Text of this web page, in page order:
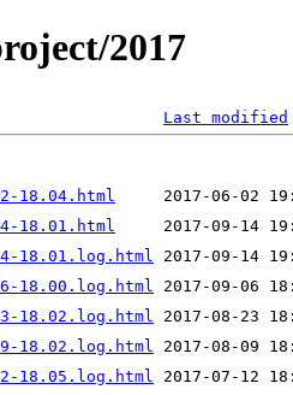
2017
Last modified
18.04.html
18.01.html
18.01.log.html
18.00.log.html
18.02.log.html
18.02.log.html
18.05.log.html